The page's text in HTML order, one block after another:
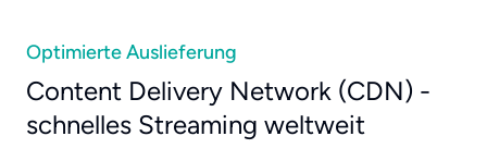
Optimierte Auslieferung
Content Delivery Network (CDN) -
schnelles Streaming weltweit